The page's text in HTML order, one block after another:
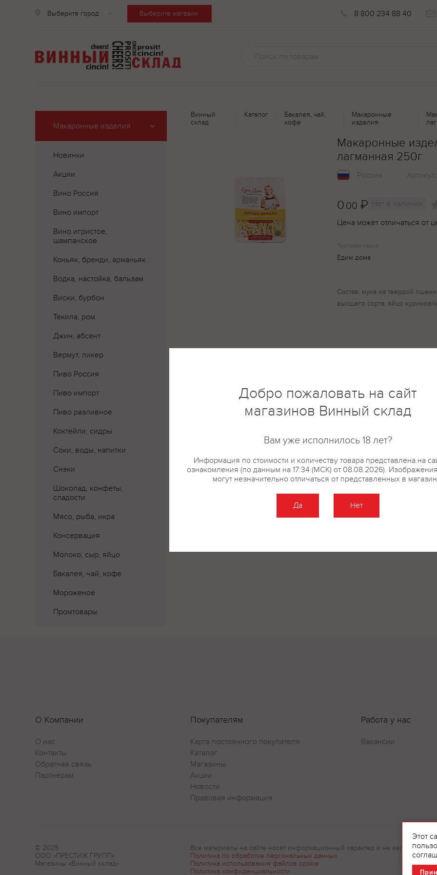
Выберите город Выберите магазин 8 800 234 88 40
Макаронные изделия
Новинки
Акции
Вино Россия
Вино импорт
Вино игристое,
шампанское
Коньяк, бренди, арманьяк
Водка, настойка, бальзам
Виски, бурбон
Текила, ром
Джин, абсент
Вермут, ликер
Пиво Россия
Пиво импорт
Пиво разливное
Коктейли, сидры
Соки, воды, напитки
Снэки
Шоколад, конфеты,
сладости
Мясо, рыба, икра
Консервация
Молоко, сыр, яйцо
Бакалея, чай, кофе
Мороженое
Промтовары
Винный
склад
Каталог
Бакалея, чай,
кофе
Макаронные
изделия
Макаронные
лагманная 250г
Россия Артикул:
0.00 ₽ Нет в наличии
Цена может отличаться от
Торговая марка
Едим дома
Состав: мука из твердой
высшего сорта, яйцо куриное/
О Компании
О нас
Контакты
Обратная связь
Партнерам
Покупателям
Карта постоянного покупателя
Каталог
Магазины
Акции
Новости
Правовая информация
Работа у нас
Вакансии
© 2025
ООО «ПРЕСТИЖ ГРУПП»
Магазины «Винный склад»
Все материалы на сайте носят информационный характер и не являются
Политика по обработке персональных данных
Политика использования файлов cookie
Политика конфиденциальности
Этот
Добро пожаловать на сайт
магазинов Винный склад
Вам уже исполнилось 18 лет?
Информация по стоимости и количеству товара представлена на
ознакомления (по данным на 17:34 (МСК) от 08.08.2026).
могут незначительно отличаться от представленных в
Да Нет